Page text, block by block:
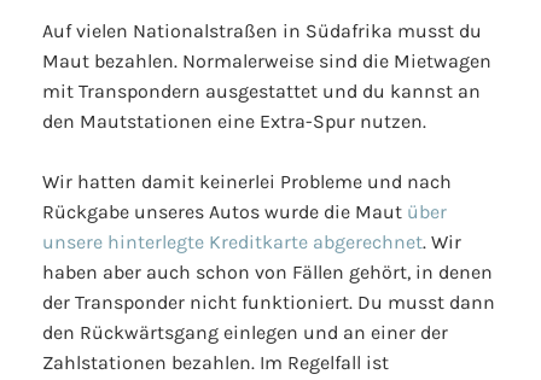
Auf vielen Nationalstraßen in Südafrika musst du
Maut bezahlen. Normalerweise sind die Mietwagen
mit Transpondern ausgestattet und du kannst an
den Mautstationen eine Extra-Spur nutzen.
Wir hatten damit keinerlei Probleme und nach
Rückgabe unseres Autos wurde die Maut über
unsere hinterlegte Kreditkarte abgerechnet. Wir
haben aber auch schon von Fällen gehört, in denen
der Transponder nicht funktioniert. Du musst dann
den Rückwärtsgang einlegen und an einer der
Zahlstationen bezahlen. Im Regelfall ist